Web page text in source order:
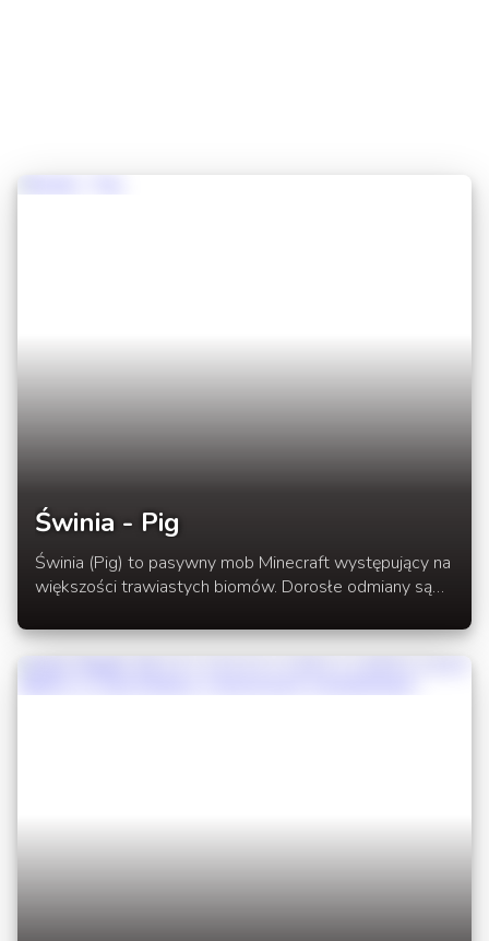
Świnia - Pig
Świnia (Pig) to pasywny mob Minecraft występujący na
większości trawiastych biomów. Dorosłe odmiany są
można na nich jeździć używając siodła.